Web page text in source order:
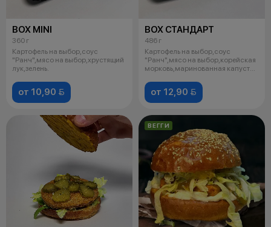
BOX MINI
360 г
Картофель на выбор,соус
"Ранч",мясо на выбор,хрустящий
лук,зелень.
от 10,90 
BOX СТАНДАРТ
486 г
Картофель на выбор,соус
"Ранч",мясо на выбор,корейская
морковь,маринованная капуста
от 12,90 
ВЕГГИ